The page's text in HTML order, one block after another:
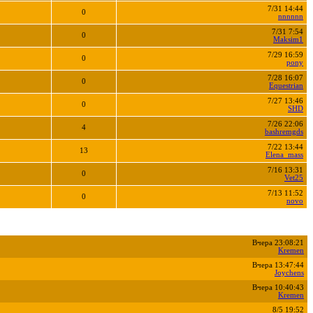
0
7/31 14:44
nnnnnn
0
7/31 7:54
Maksim1
0
7/29 16:59
pony
0
7/28 16:07
Equestrian
0
7/27 13:46
SHD
4
7/26 22:06
bashremgds
13
7/22 13:44
Elena_mass
0
7/16 13:31
Vet25
0
7/13 11:52
novo
Вчера 23:08:21
Kremen
Вчера 13:47:44
Joychens
Вчера 10:40:43
Kremen
8/5 19:52